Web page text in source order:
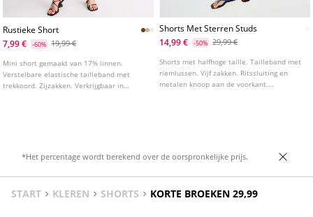
Rustieke Short
7,99 €
-60% 19,99 €
Mini short gemaakt van 17% linnen.
Verstelbare elastische tailleband met
trekkoord. Zijzakken. Verkrijgbaar in
Shorts Met Sterren Studs
14,99 €
-50% 29,99 €
Shorts met halfhoge taille. Tailleband met
riemlussen. Vijf zakken. Ritssluiting en
metalen knoop aan de voorkant.
*Het percentage wordt berekend over de oorspronkelijke prijs.
START KLEREN SHORTS KORTE BROEKEN 29,99